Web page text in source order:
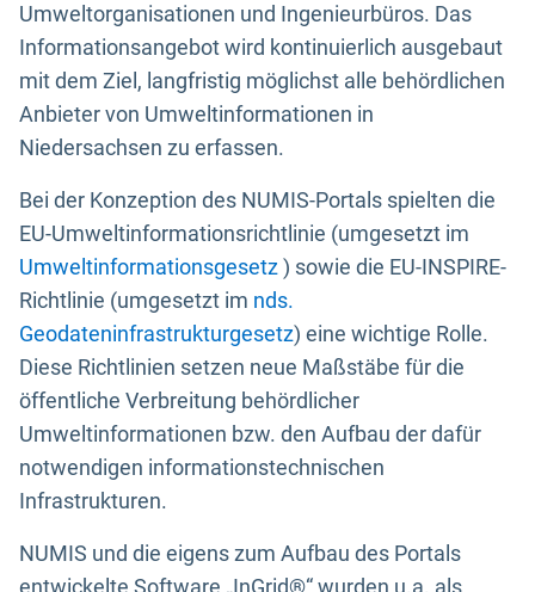
Umweltorganisationen und Ingenieurbüros. Das
Informationsangebot wird kontinuierlich ausgebaut
mit dem Ziel, langfristig möglichst alle behördlichen
Anbieter von Umweltinformationen in
Niedersachsen zu erfassen.
Bei der Konzeption des NUMIS-Portals spielten die
EU-Umweltinformationsrichtlinie (umgesetzt im
Umweltinformationsgesetz) sowie die EU-INSPIRE-
Richtlinie (umgesetzt im nds.
Geodateninfrastrukturgesetz) eine wichtige Rolle.
Diese Richtlinien setzen neue Maßstäbe für die
öffentliche Verbreitung behördlicher
Umweltinformationen bzw. den Aufbau der dafür
notwendigen informationstechnischen
Infrastrukturen.
NUMIS und die eigens zum Aufbau des Portals
entwickelte Software „InGrid®“ wurden u.a. als